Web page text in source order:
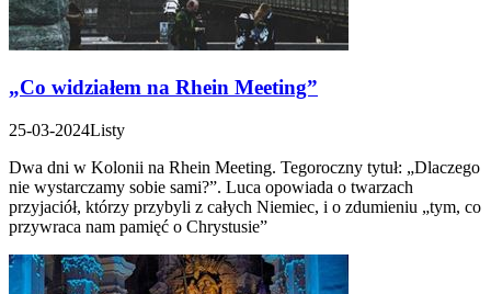
„Co widziałem na Rhein Meeting”
25-03-2024Listy
Dwa dni w Kolonii na Rhein Meeting. Tegoroczny tytuł: „Dlaczego
nie wystarczamy sobie sami?”. Luca opowiada o twarzach
przyjaciół, którzy przybyli z całych Niemiec, i o zdumieniu „tym, co
przywraca nam pamięć o Chrystusie”